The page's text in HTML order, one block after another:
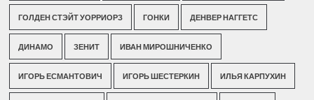
ГОЛДЕН СТЭЙТ УОРРИОРЗ ГОНКИ ДЕНВЕР НАГГЕТС
ДИНАМО ЗЕНИТ ИВАН МИРОШНИЧЕНКО
ИГОРЬ ЕСМАНТОВИЧ ИГОРЬ ШЕСТЕРКИН ИЛЬЯ КАРПУХИН